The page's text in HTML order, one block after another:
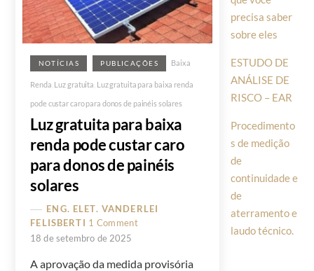
NOTÍCIAS PUBLICAÇÕES Baixa
Renda Luz gratuita Luz gratuita para baixa renda
pode custar caro para donos de painéis solares
Luz gratuita para baixa
renda pode custar caro
para donos de painéis
solares
ENG. ELET. VANDERLEI
FELISBERTI 1 Comment
18 de setembro de 2025
A aprovação da medida provisória
precisa saber
sobre eles
ESTUDO DE
ANÁLISE DE
RISCO – EAR
Procedimento
s de medição
de
continuidade e
de
aterramento e
laudo técnico.